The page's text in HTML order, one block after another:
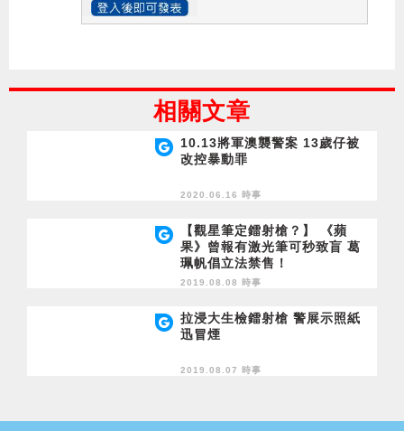
相關文章
10.13將軍澳襲警案 13歲仔被
改控暴動罪
2020.06.16 時事
【觀星筆定鐳射槍？】 《蘋
果》曾報有激光筆可秒致盲 葛
珮帆倡立法禁售！
2019.08.08 時事
拉浸大生檢鐳射槍 警展示照紙
迅冒煙
2019.08.07 時事